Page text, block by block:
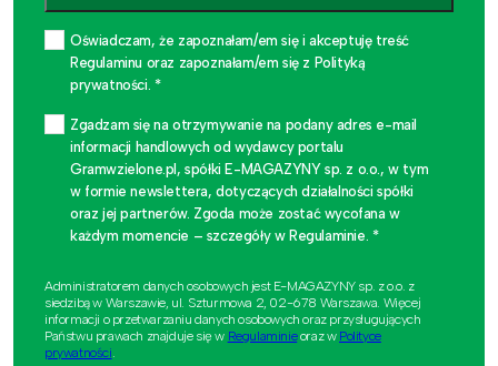
Oświadczam, że zapoznałam/em się i akceptuję treść
Regulaminu oraz zapoznałam/em się z Polityką
prywatności. *
Zgadzam się na otrzymywanie na podany adres e-mail
informacji handlowych od wydawcy portalu
Gramwzielone.pl, spółki E-MAGAZYNY sp. z o.o., w tym
w formie newslettera, dotyczących działalności spółki
oraz jej partnerów. Zgoda może zostać wycofana w
każdym momencie – szczegóły w Regulaminie. *
Administratorem danych osobowych jest E-MAGAZYNY sp. z o.o. z
siedzibą w Warszawie, ul. Szturmowa 2, 02-678 Warszawa. Więcej
informacji o przetwarzaniu danych osobowych oraz przysługujących
Państwu prawach znajduje się w Regulaminieoraz w Polityce
prywatności.